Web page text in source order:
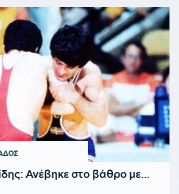
Ανέβηκε στο βάθρο με...